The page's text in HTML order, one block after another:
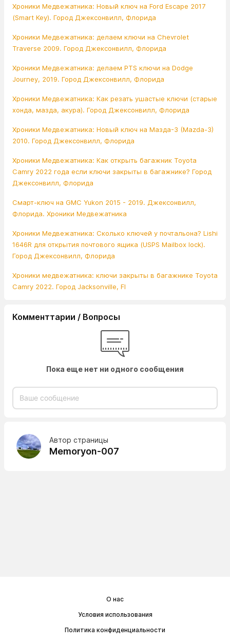
Хроники Медвежатника: Новый ключ на Ford Escape 2017
(Smart Key). Город Джексонвилл, Флорида
Хроники Медвежатника: делаем ключи на Chevrolet
Traverse 2009. Город Джексонвилл, Флорида
Хроники Медвежатника: делаем PTS ключи на Dodge
Journey, 2019. Город Джексонвилл, Флорида
Хроники Медвежатника: Как резать ушастые ключи (старые
хонда, мазда, акура). Город Джексонвилл, Флорида
Хроники Медвежатника: Новый ключ на Мазда-3 (Mazda-3)
2010. Город Джексонвилл, Флорида
Хроники Медвежатника: Как открыть багажник Toyota
Camry 2022 года если ключи закрыты в багажнике? Город
Джексонвилл, Флорида
Смарт-ключ на GMC Yukon 2015 - 2019. Джексонвилл,
Флорида. Хроники Медвежатника
Хроники Медвежатника: Сколько ключей у почтальона? Lishi
1646R для открытия почтового ящика (USPS Mailbox lock).
Город Джексонвилл, Флорида
Хроники медвежатника: ключи закрыты в багажнике Toyota
Camry 2022. Город Jacksonville, Fl
Комменттарии / Вопросы
Пока еще нет ни одного сообщения
Автор страницы
Memoryon-007
О нас
Условия использования
Политика конфиденциальности